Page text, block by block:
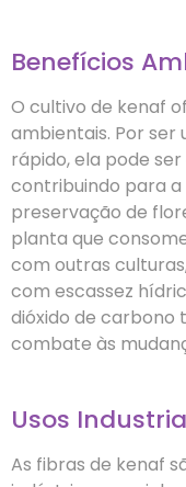
Benefícios
O cultivo de kenaf
ambientais. Por
rápido, ela pode
contribuindo para
preservação de
planta que
com outras
com escassez
dióxido de carbono
combate às
Usos
As fibras de kenaf